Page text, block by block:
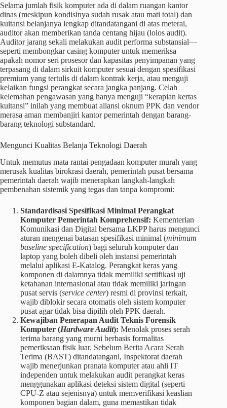
Selama jumlah fisik komputer ada di dalam ruangan kantor
dinas (meskipun kondisinya sudah rusak atau mati total) dan
kuitansi belanjanya lengkap ditandatangani di atas meterai,
auditor akan memberikan tanda centang hijau (lolos audit).
Auditor jarang sekali melakukan audit performa substansial—
seperti membongkar casing komputer untuk memeriksa
apakah nomor seri prosesor dan kapasitas penyimpanan yang
terpasang di dalam sirkuit komputer sesuai dengan spesifikasi
premium yang tertulis di dalam kontrak kerja, atau menguji
kelaikan fungsi perangkat secara jangka panjang. Celah
kelemahan pengawasan yang hanya menguji “kerapian kertas
kuitansi” inilah yang membuat aliansi oknum PPK dan vendor
merasa aman membanjiri kantor pemerintah dengan barang-
barang teknologi substandard.
Mengunci Kualitas Belanja Teknologi Daerah
Untuk memutus mata rantai pengadaan komputer murah yang
merusak kualitas birokrasi daerah, pemerintah pusat bersama
pemerintah daerah wajib menerapkan langkah-langkah
pembenahan sistemik yang tegas dan tanpa kompromi:
Standardisasi Spesifikasi Minimal Perangkat
Komputer Pemerintah Komprehensif: Kementerian
Komunikasi dan Digital bersama LKPP harus mengunci
aturan mengenai batasan spesifikasi minimal (minimum
baseline specification) bagi seluruh komputer dan
laptop yang boleh dibeli oleh instansi pemerintah
melalui aplikasi E-Katalog. Perangkat keras yang
komponen di dalamnya tidak memiliki sertifikasi uji
ketahanan internasional atau tidak memiliki jaringan
pusat servis (service center) resmi di provinsi terkait,
wajib diblokir secara otomatis oleh sistem komputer
pusat agar tidak bisa dipilih oleh PPK daerah.
Kewajiban Penerapan Audit Teknis Forensik
Komputer (Hardware Audit): Menolak proses serah
terima barang yang murni berbasis formalitas
pemeriksaan fisik luar. Sebelum Berita Acara Serah
Terima (BAST) ditandatangani, Inspektorat daerah
wajib menerjunkan pranata komputer atau ahli IT
independen untuk melakukan audit perangkat keras
menggunakan aplikasi deteksi sistem digital (seperti
CPU-Z atau sejenisnya) untuk memverifikasi keaslian
komponen bagian dalam, guna memastikan tidak